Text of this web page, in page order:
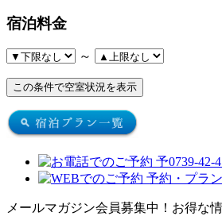
宿泊料金
～
メールマガジン会員募集中！ お得な